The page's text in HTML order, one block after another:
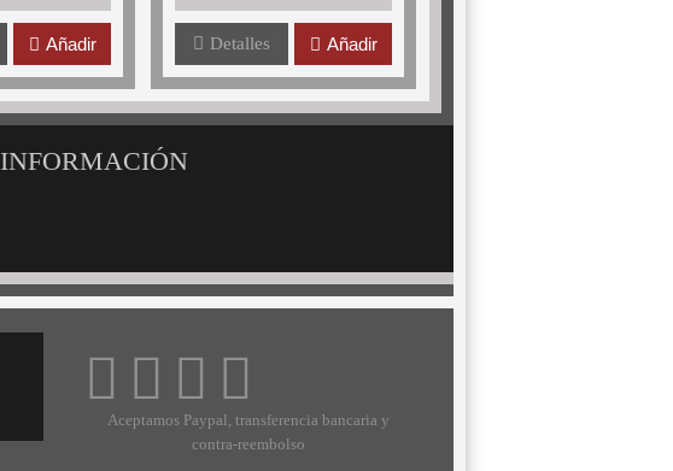
Añadir Detalles Añadir
INFORMACIÓN
Aceptamos Paypal, transferencia bancaria y
contra-reembolso